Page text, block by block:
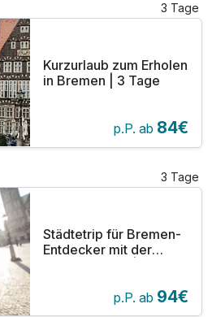
3 Tage
Kurzurlaub zum Erholen
in Bremen | 3 Tage
p.P. ab 84€
3 Tage
Städtetrip für Bremen-
Entdecker mit der
p.P. ab 94€